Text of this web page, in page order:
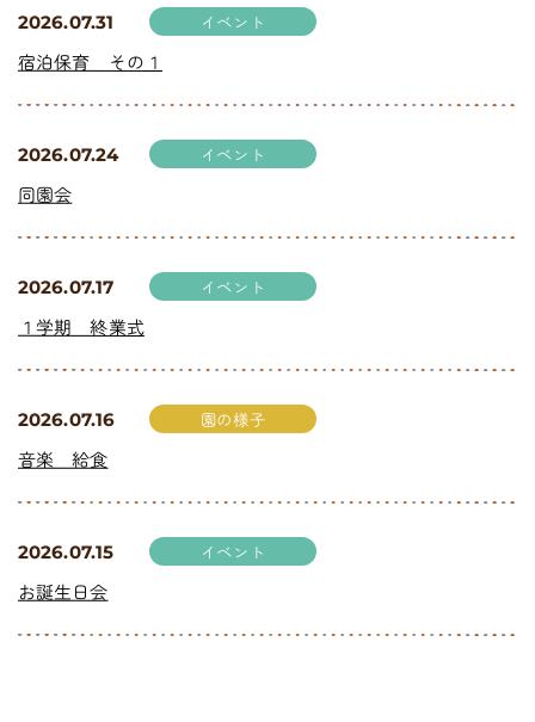
2026.07.31 イベント
宿泊保育 その１
2026.07.24 イベント
同園会
2026.07.17 イベント
１学期 終業式
2026.07.16 園の様子
音楽 給食
2026.07.15 イベント
お誕生日会